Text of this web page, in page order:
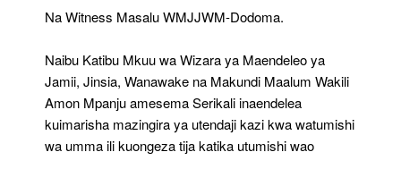
Utumishi
–
Mpanju
Na Witness Masalu WMJJWM-Dodoma.
Naibu Katibu Mkuu wa Wizara ya Maendeleo ya
Jamii, Jinsia, Wanawake na Makundi Maalum Wakili
Amon Mpanju amesema Serikali inaendelea
kuimarisha mazingira ya utendaji kazi kwa watumishi
wa umma ili kuongeza tija katika utumishi wao